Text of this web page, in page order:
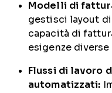
Modelli di
gestisci layout
capacità di
esigenze
Flussi di lavoro
automatizzati: